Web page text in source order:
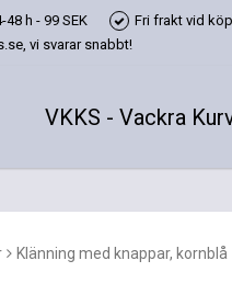
h - 99 SEK Fri frakt vid
vi svarar snabbt!
VKKS - Vackra
Klänning med knappar, kornblå